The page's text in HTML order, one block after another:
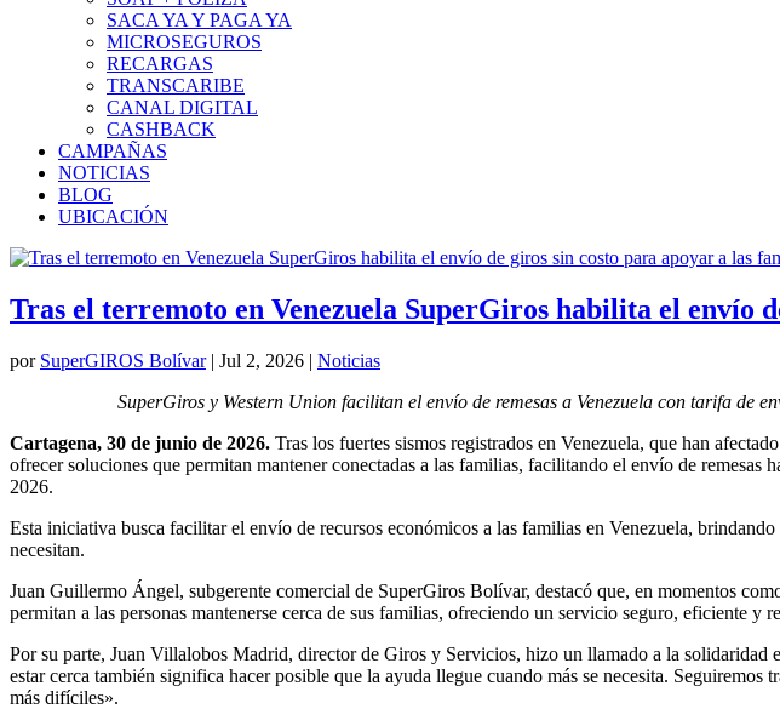
SACA YA Y PAGA YA
MICROSEGUROS
RECARGAS
TRANSCARIBE
CANAL DIGITAL
CASHBACK
CAMPAÑAS
NOTICIAS
BLOG
UBICACIÓN
Tras el terremoto en Venezuela SuperGiros habilita el envío
por SuperGIROS Bolívar| Jul 2, 2026 | Noticias
SuperGiros y Western Union facilitan el envío de remesas a Venezuela con tarifa de
Cartagena, 30 de junio de 2026. Tras los fuertes sismos registrados en Venezuela, que han
ofrecer soluciones que permitan mantener conectadas a las familias, facilitando el envío de
2026.
Esta iniciativa busca facilitar el envío de recursos económicos a las familias en Venezuela,
necesitan.
Juan Guillermo Ángel, subgerente comercial de SuperGiros Bolívar, destacó que, en momentos
permitan a las personas mantenerse cerca de sus familias, ofreciendo un servicio seguro, eficiente
Por su parte, Juan Villalobos Madrid, director de Giros y Servicios, hizo un llamado a la solidaridad
estar cerca también significa hacer posible que la ayuda llegue cuando más se necesita.
más difíciles».